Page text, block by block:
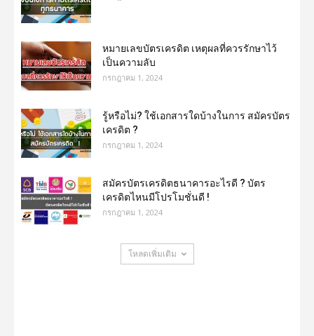
หมายเลขบัตรเครดิต เหตุผลที่ควรรักษาไว้
เป็นความลับ
กรกฎาคม 1, 2024
รู้หรือไม่? ใช้เอกสารใดบ้างในการ สมัครบัตร
เครดิต ?
กรกฎาคม 1, 2024
สมัครบัตรเครดิตธนาคารอะไรดี ? บัตร
เครดิตไหนมีโปรโมชั่นดี !
กรกฎาคม 1, 2024
โหลดเพิ่มเติม